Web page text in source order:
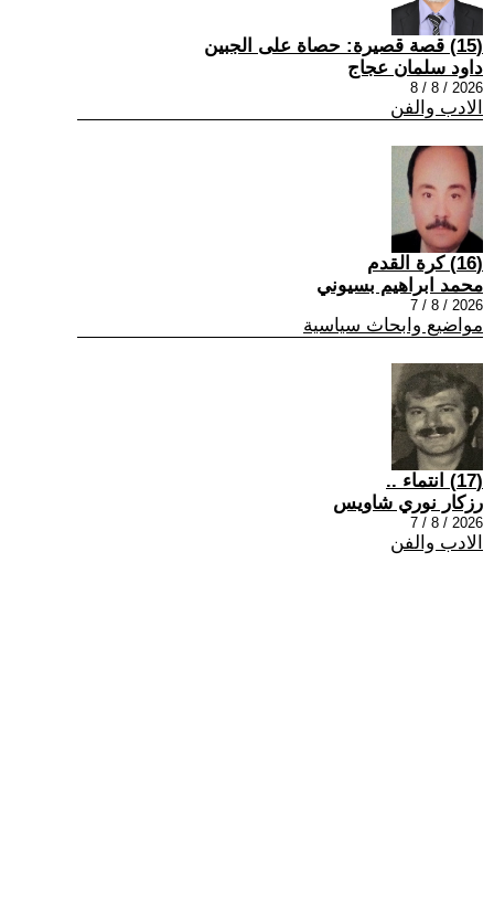
(15) قصة قصيرة: حصاة على الجبين
داود سلمان عجاج
2026 / 8 / 8
الادب والفن
(16) كرة القدم
محمد ابراهيم بسيوني
2026 / 8 / 7
مواضيع وابحاث سياسية
(17) انتماء ..
رزكار نوري شاويس
2026 / 8 / 7
الادب والفن